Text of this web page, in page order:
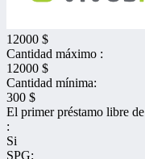
12000 $
Cantidad máximo :
12000 $
Cantidad mínima:
300 $
El primer préstamo libre de
:
Si
SPG: